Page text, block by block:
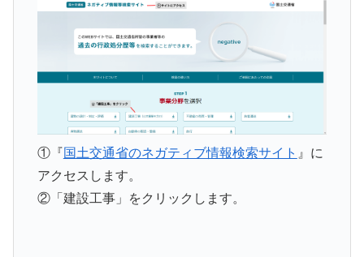
①『国土交通省のネガティブ情報検索サイト 』に
アクセスします。
②「建設工事」をクリックします。